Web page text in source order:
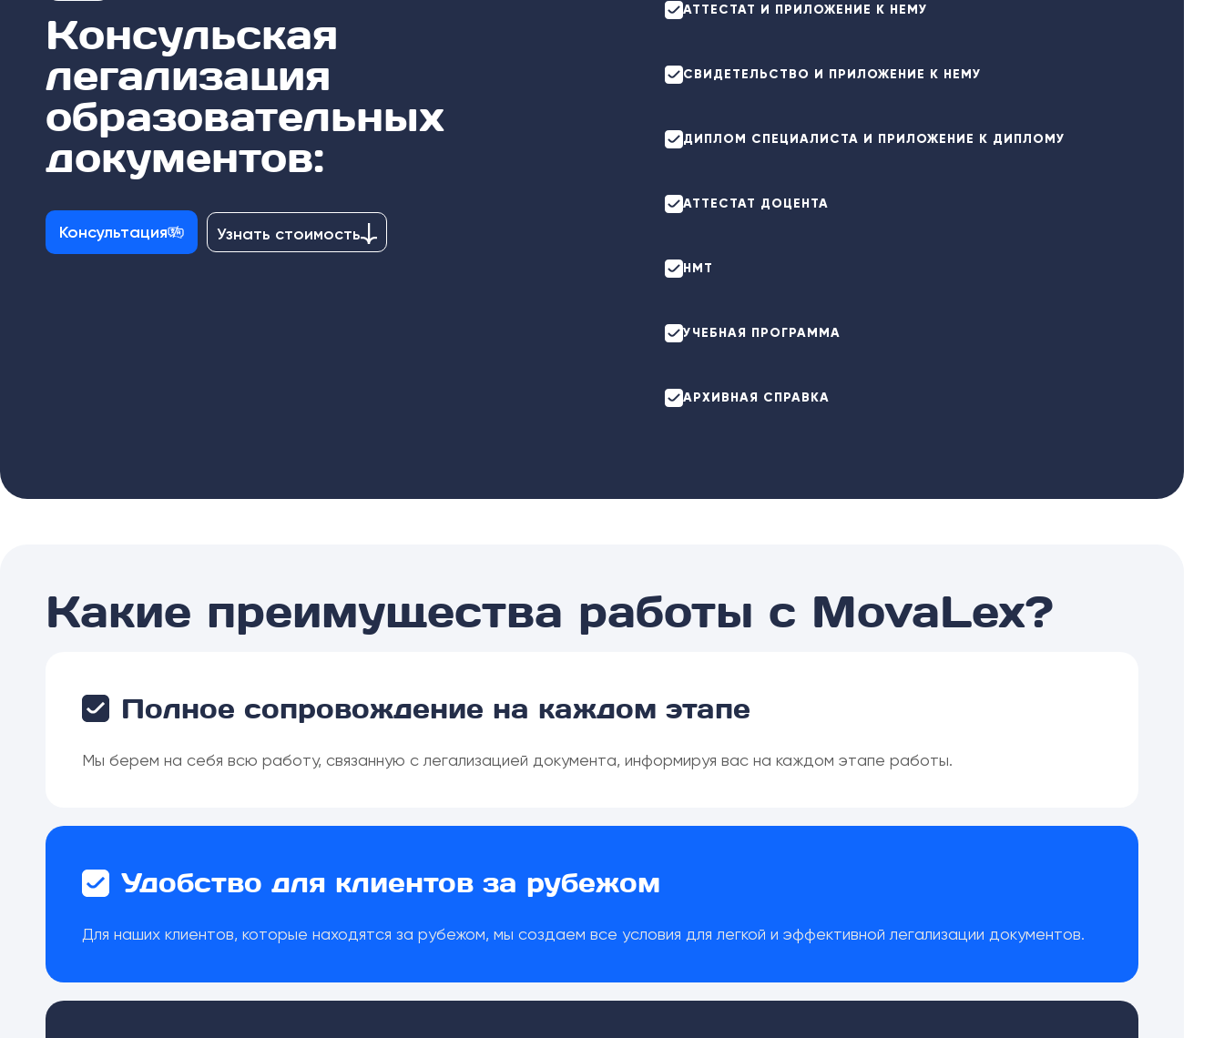
Консульская
легализация
образовательных
документов:
Консультация Узнать стоимость
АТТЕСТАТ И ПРИЛОЖЕНИЕ К НЕМУ
СВИДЕТЕЛЬСТВО И ПРИЛОЖЕНИЕ К НЕМУ
ДИПЛОМ СПЕЦИАЛИСТА И ПРИЛОЖЕНИЕ К ДИПЛОМУ
АТТЕСТАТ ДОЦЕНТА
НМТ
УЧЕБНАЯ ПРОГРАММА
АРХИВНАЯ СПРАВКА
Какие преимущества работы с MovaLex?
Полное сопровождение на каждом этапе
Мы берем на себя всю работу, связанную с легализацией документа, информируя вас на каждом этапе работы.
Удобство для клиентов за рубежом
Для наших клиентов, которые находятся за рубежом, мы создаем все условия для легкой и эффективной легализации документов.